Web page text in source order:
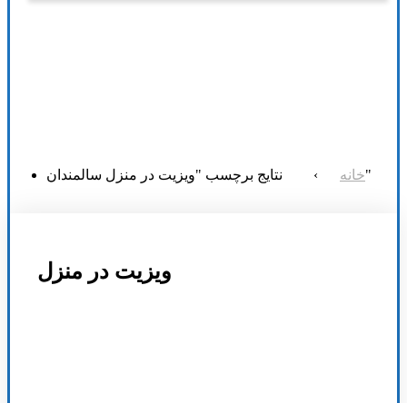
خانه › نتایج برچسب "ویزیت در منزل سالمندان"
ویزیت در منزل